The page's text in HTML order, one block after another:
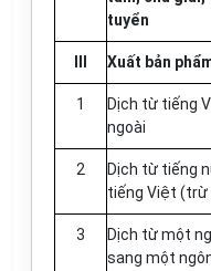
tuyển
Xuất bản
1
Dịch từ tiếng
ngoài
2
Dịch từ tiếng
tiếng Việt
3
Dịch từ một
sang một